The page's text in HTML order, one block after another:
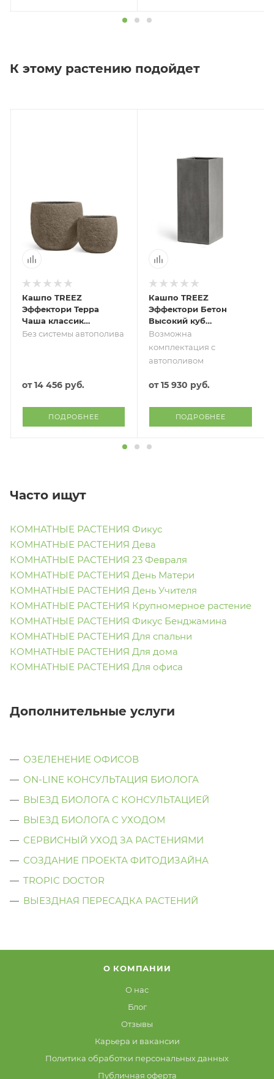
К этому растению подойдет
Кашпо TREEZ
Эффектори Терра
Чаша классик
серый беж в-36,
Без системы автополива
от14 456 руб.
ПОДРОБНЕЕ
Кашпо TREEZ
Эффектори Бетон
Высокий куб
Тёмно-серый бетон
Возможна
комплектация с
автополивом
от15 930 руб.
ПОДРОБНЕЕ
Часто ищут
КОМНАТНЫЕ РАСТЕНИЯ Фикус
КОМНАТНЫЕ РАСТЕНИЯ Дева
КОМНАТНЫЕ РАСТЕНИЯ 23 Февраля
КОМНАТНЫЕ РАСТЕНИЯ День Матери
КОМНАТНЫЕ РАСТЕНИЯ День Учителя
КОМНАТНЫЕ РАСТЕНИЯ Крупномерное растение
КОМНАТНЫЕ РАСТЕНИЯ Фикус Бенджамина
КОМНАТНЫЕ РАСТЕНИЯ Для спальни
КОМНАТНЫЕ РАСТЕНИЯ Для дома
КОМНАТНЫЕ РАСТЕНИЯ Для офиса
Дополнительные услуги
ОЗЕЛЕНЕНИЕ ОФИСОВ
ON-LINE КОНСУЛЬТАЦИЯ БИОЛОГА
ВЫЕЗД БИОЛОГА С КОНСУЛЬТАЦИЕЙ
ВЫЕЗД БИОЛОГА C УХОДОМ
СЕРВИСНЫЙ УХОД ЗА РАСТЕНИЯМИ
СОЗДАНИЕ ПРОЕКТА ФИТОДИЗАЙНА
TROPIC DOCTOR
ВЫЕЗДНАЯ ПЕРЕСАДКА РАСТЕНИЙ
О КОМПАНИИ
О нас
Блог
Отзывы
Карьера и вакансии
Политика обработки персональных данных
Публичная оферта